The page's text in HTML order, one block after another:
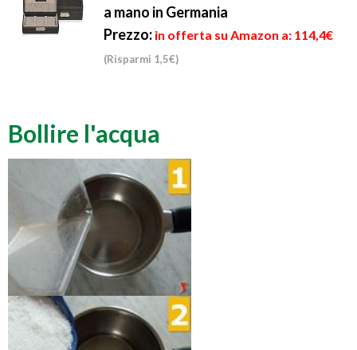
a mano in Germania
Prezzo: in offerta su Amazon a: 114,4€
(Risparmi 1,5€)
Bollire l'acqua